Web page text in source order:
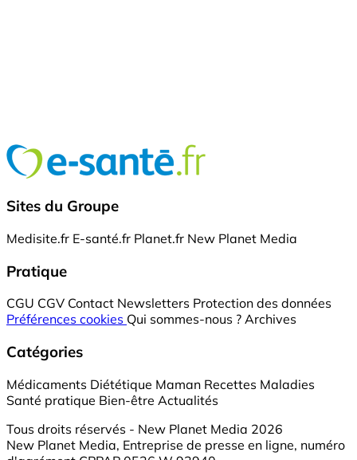
Sites du Groupe
Medisite.fr E-santé.fr Planet.fr New Planet Media
Pratique
CGU CGV Contact Newsletters Protection des données
Préférences cookies Qui sommes-nous ? Archives
Catégories
Médicaments Diététique Maman Recettes Maladies
Santé pratique Bien-être Actualités
Tous droits réservés - New Planet Media 2026
New Planet Media, Entreprise de presse en ligne, numéro